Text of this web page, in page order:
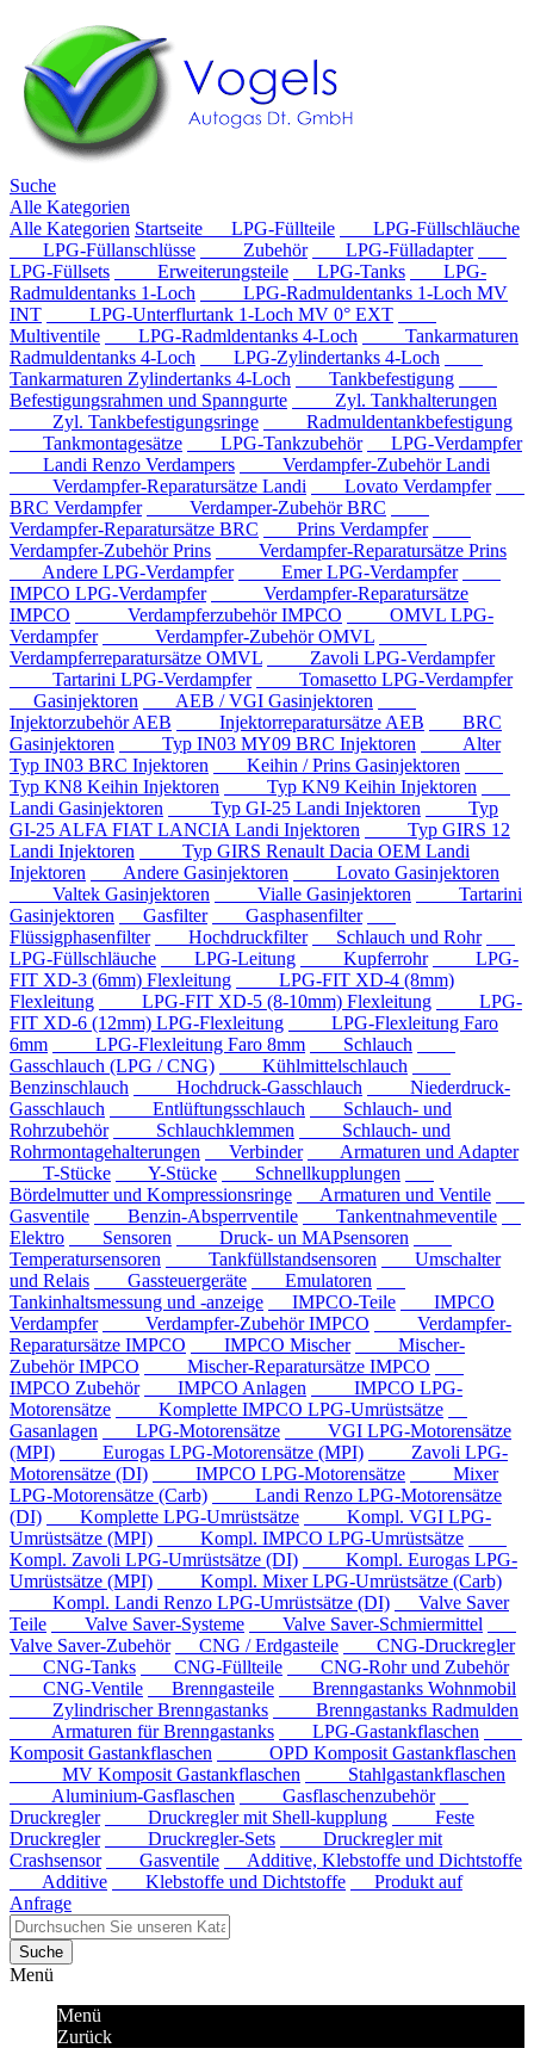
Suche
Alle Kategorien
Alle Kategorien Startseite LPG-Füllteile
LPG-Füllschläuche
LPG-Füllanschlüsse
Zubehör
LPG-Fülladapter
LPG-Füllsets
Erweiterungsteile LPG-Tanks
LPG-
Radmuldentanks 1-Loch
LPG-Radmuldentanks 1-Loch MV
INT
LPG-Unterflurtank 1-Loch MV 0° EXT
Multiventile
LPG-Radmldentanks 4-Loch
Tankarmaturen
Radmuldentanks 4-Loch
LPG-Zylindertanks 4-Loch
Tankarmaturen Zylindertanks 4-Loch
Tankbefestigung
Befestigungsrahmen und Spanngurte
Zyl. Tankhalterungen
Zyl. Tankbefestigungsringe
Radmuldentankbefestigung
Tankmontagesätze
LPG-Tankzubehör
LPG-Verdampfer
Landi Renzo Verdampers
Verdampfer-Zubehör Landi
Verdampfer-Reparatursätze Landi
Lovato Verdampfer
BRC Verdampfer
Verdamper-Zubehör BRC
Verdampfer-Reparatursätze BRC
Prins Verdampfer
Verdampfer-Zubehör Prins
Verdampfer-Reparatursätze Prins
Andere LPG-Verdampfer
Emer LPG-Verdampfer
IMPCO LPG-Verdampfer
Verdampfer-Reparatursätze
IMPCO
Verdampferzubehör IMPCO
OMVL LPG-
Verdampfer
Verdampfer-Zubehör OMVL
Verdampferreparatursätze OMVL
Zavoli LPG-Verdampfer
Tartarini LPG-Verdampfer
Tomasetto LPG-Verdampfer
Gasinjektoren
AEB / VGI Gasinjektoren
Injektorzubehör AEB
Injektorreparatursätze AEB
BRC
Gasinjektoren
Typ IN03 MY09 BRC Injektoren
Alter
Typ IN03 BRC Injektoren
Keihin / Prins Gasinjektoren
Typ KN8 Keihin Injektoren
Typ KN9 Keihin Injektoren
Landi Gasinjektoren
Typ GI-25 Landi Injektoren
Typ
GI-25 ALFA FIAT LANCIA Landi Injektoren
Typ GIRS 12
Landi Injektoren
Typ GIRS Renault Dacia OEM Landi
Injektoren
Andere Gasinjektoren
Lovato Gasinjektoren
Valtek Gasinjektoren
Vialle Gasinjektoren
Tartarini
Gasinjektoren
Gasfilter
Gasphasenfilter
Flüssigphasenfilter
Hochdruckfilter
Schlauch und Rohr
LPG-Füllschläuche
LPG-Leitung Kupferrohr
LPG-
FIT XD-3 (6mm) Flexleitung
LPG-FIT XD-4 (8mm)
Flexleitung
LPG-FIT XD-5 (8-10mm) Flexleitung
LPG-
FIT XD-6 (12mm) LPG-Flexleitung
LPG-Flexleitung Faro
6mm
LPG-Flexleitung Faro 8mm
Schlauch
Gasschlauch (LPG / CNG)
Kühlmittelschlauch
Benzinschlauch
Hochdruck-Gasschlauch
Niederdruck-
Gasschlauch
Entlüftungsschlauch
Schlauch- und
Rohrzubehör
Schlauchklemmen
Schlauch- und
Rohrmontagehalterungen
Verbinder
Armaturen und Adapter
T-Stücke
Y-Stücke
Schnellkupplungen
Bördelmutter und Kompressionsringe
Armaturen und Ventile
Gasventile
Benzin-Absperrventile
Tankentnahmeventile
Elektro
Sensoren
Druck- un MAPsensoren
Temperatursensoren
Tankfüllstandsensoren
Umschalter
und Relais
Gassteuergeräte
Emulatoren
Tankinhaltsmessung und -anzeige
IMPCO-Teile
IMPCO
Verdampfer
Verdampfer-Zubehör IMPCO
Verdampfer-
Reparatursätze IMPCO
IMPCO Mischer
Mischer-
Zubehör IMPCO
Mischer-Reparatursätze IMPCO
IMPCO Zubehör
IMPCO Anlagen
IMPCO LPG-
Motorensätze
Komplette IMPCO LPG-Umrüstsätze
Gasanlagen
LPG-Motorensätze
VGI LPG-Motorensätze
(MPI)
Eurogas LPG-Motorensätze (MPI)
Zavoli LPG-
Motorensätze (DI)
IMPCO LPG-Motorensätze
Mixer
LPG-Motorensätze (Carb)
Landi Renzo LPG-Motorensätze
(DI)
Komplette LPG-Umrüstsätze
Kompl. VGI LPG-
Umrüstsätze (MPI)
Kompl. IMPCO LPG-Umrüstsätze
Kompl. Zavoli LPG-Umrüstsätze (DI)
Kompl. Eurogas LPG-
Umrüstsätze (MPI)
Kompl. Mixer LPG-Umrüstsätze (Carb)
Kompl. Landi Renzo LPG-Umrüstsätze (DI)
Valve Saver
Teile
Valve Saver-Systeme
Valve Saver-Schmiermittel
Valve Saver-Zubehör
CNG / Erdgasteile
CNG-Druckregler
CNG-Tanks
CNG-Füllteile
CNG-Rohr und Zubehör
CNG-Ventile
Brenngasteile
Brenngastanks Wohnmobil
Zylindrischer Brenngastanks
Brenngastanks Radmulden
Armaturen für Brenngastanks
LPG-Gastankflaschen
Komposit Gastankflaschen
OPD Komposit Gastankflaschen
MV Komposit Gastankflaschen
Stahlgastankflaschen
Aluminium-Gasflaschen
Gasflaschenzubehör
Druckregler
Druckregler mit Shell-kupplung
Feste
Druckregler
Druckregler-Sets
Druckregler mit
Crashsensor
Gasventile
Additive, Klebstoffe und Dichtstoffe
Additive
Klebstoffe und Dichtstoffe
Produkt auf
Anfrage
Suche
Menü
Menü
Zurück